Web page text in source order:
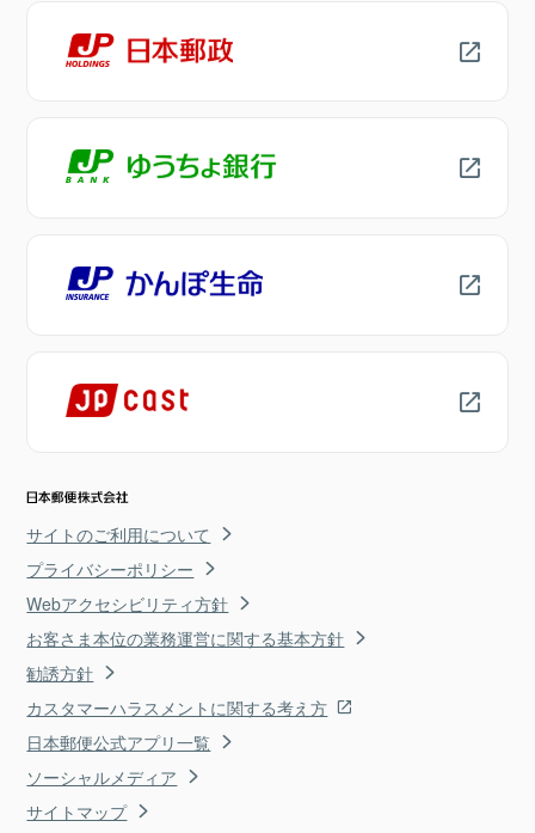
サイトのご利用について
プライバシーポリシー
Webアクセシビリティ方針
お客さま本位の業務運営に関する基本方針
勧誘方針
カスタマーハラスメントに関する考え方
日本郵便公式アプリ一覧
ソーシャルメディア
サイトマップ